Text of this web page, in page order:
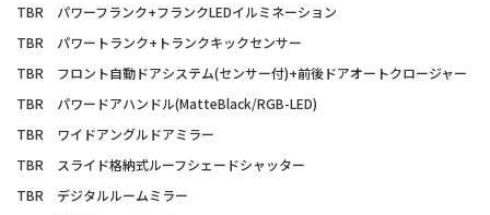
TBR パワーフランク+フランクLEDイルミネーション
TBR パワートランク+トランクキックセンサー
TBR フロント自動ドアシステム(センサー付)+前後ドアオートクロージャー
TBR パワードアハンドル(MatteBlack/RGB-LED)
TBR ワイドアングルドアミラー
TBR スライド格納式ルーフシェードシャッター
TBR デジタルルームミラー